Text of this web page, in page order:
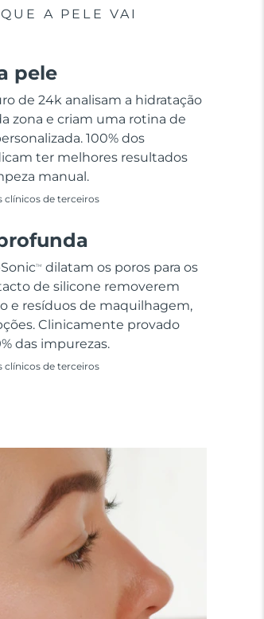
A PELE VAI
pele
de 24k analisam a hidratação
zona e criam uma rotina de
100% dos
ter melhores resultados
manual.
clínicos de terceiros
TM
dilatam os poros para os
de silicone removerem
e resíduos de maquilhagem,
Clinicamente provado
das impurezas.
clínicos de terceiros